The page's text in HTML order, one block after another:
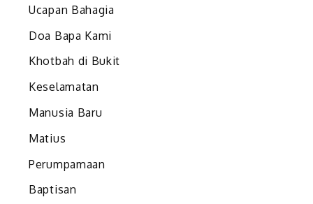
Ucapan Bahagia
Doa Bapa Kami
Khotbah di Bukit
Keselamatan
Manusia Baru
Matius
Perumpamaan
Baptisan